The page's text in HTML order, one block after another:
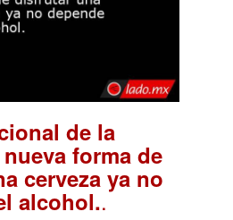
de la
forma de
cerveza ya no
alcohol..